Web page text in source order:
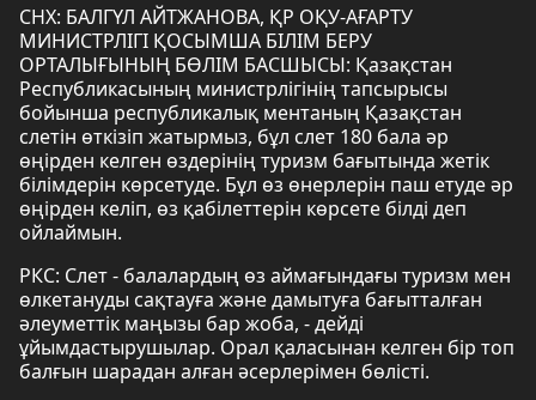
СНХ: БАЛГҮЛ АЙТЖАНОВА, ҚР ОҚУ-АҒАРТУ
МИНИСТРЛІГІ ҚОСЫМША БІЛІМ БЕРУ
ОРТАЛЫҒЫНЫҢ БӨЛІМ БАСШЫСЫ: Қазақстан
Республикасының министрлігінің тапсырысы
бойынша республикалық ментаның Қазақстан
слетін өткізіп жатырмыз, бұл слет 180 бала әр
өңірден келген өздерінің туризм бағытында жетік
білімдерін көрсетуде. Бұл өз өнерлерін паш етуде әр
өңірден келіп, өз қабілеттерін көрсете білді деп
ойлаймын.
РКС: Слет - балалардың өз аймағындағы туризм мен
өлкетануды сақтауға және дамытуға бағытталған
әлеуметтік маңызы бар жоба, - дейді
ұйымдастырушылар. Орал қаласынан келген бір топ
балғын шарадан алған әсерлерімен бөлісті.